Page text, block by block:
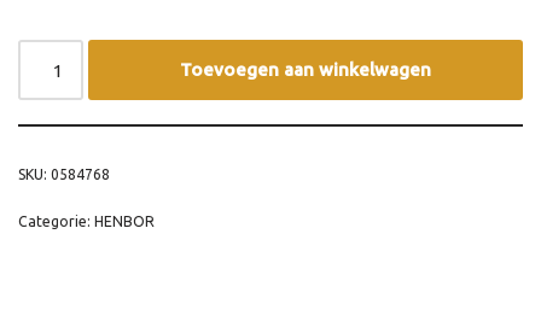
Toevoegen aan winkelwagen
SKU: 0584768
Categorie: HENBOR